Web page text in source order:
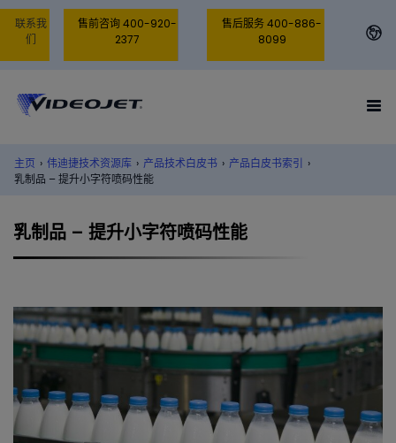
联系我
们
售前咨询 400-920-
2377
售后服务 400-886-
8099
主页 › 伟迪捷技术资源库 › 产品技术白皮书 › 产品白皮书索引
›
乳制品 – 提升小字符喷码性能
乳制品 – 提升小字符喷码性能